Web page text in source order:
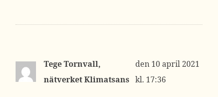
Tege Tornvall,
nätverket Klimatsans
10 april 2021
kl. 17:36